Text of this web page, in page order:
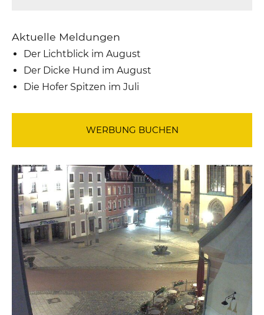
Aktuelle Meldungen
Der Lichtblick im August
Der Dicke Hund im August
Die Hofer Spitzen im Juli
WERBUNG BUCHEN